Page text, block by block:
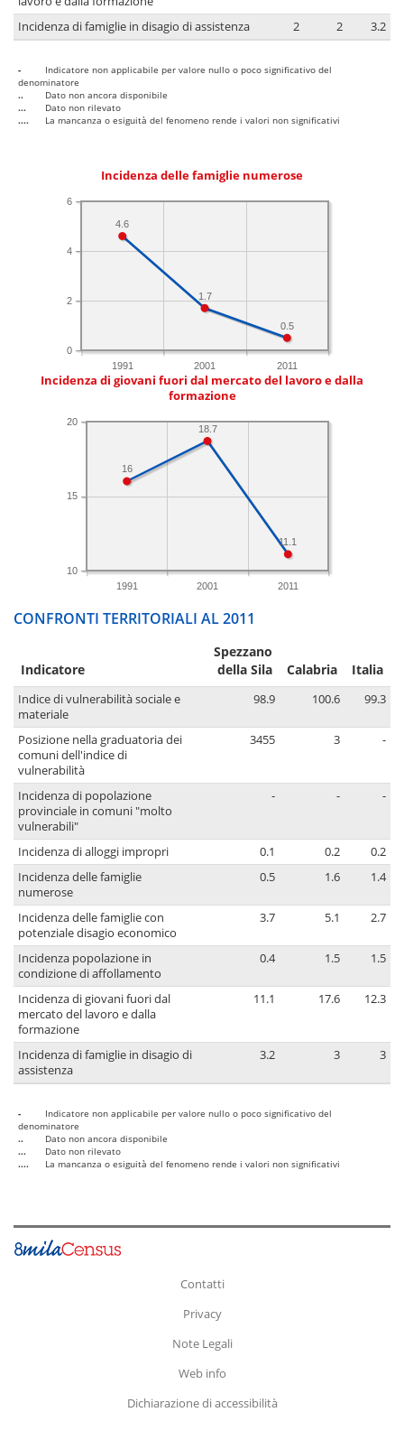
Incidenza di famiglie in disagio di assistenza 2 2 3.2
-
Indicatore non applicabile per valore nullo o poco significativo del
denominatore
..
Dato non ancora disponibile
...
Dato non rilevato
....
La mancanza o esiguità del fenomeno rende i valori non significativi
Incidenza delle famiglie numerose
1991 2001 2011
0
2
4
6
0.5
1.7
4.6
Incidenza di giovani fuori dal mercato del lavoro e dalla
formazione
1991 2001 2011
10
15
20
11.1
18.7
16
CONFRONTI TERRITORIALI AL 2011
Indicatore
Spezzano
della Sila
Calabria Italia
Indice di vulnerabilità sociale e
materiale
98.9 100.6 99.3
Posizione nella graduatoria dei
comuni dell'indice di
vulnerabilità
3455 3 -
Incidenza di popolazione
provinciale in comuni "molto
vulnerabili"
- - -
Incidenza di alloggi impropri 0.1 0.2
0.2
Incidenza delle famiglie
numerose
0.5 1.6 1.4
Incidenza delle famiglie con
potenziale disagio economico
3.7 5.1 2.7
Incidenza popolazione in
condizione di affollamento
0.4 1.5 1.5
Incidenza di giovani fuori dal
mercato del lavoro e dalla
formazione
11.1 17.6 12.3
Incidenza di famiglie in disagio di
assistenza
3.2 3 3
-
Indicatore non applicabile per valore nullo o poco significativo del
denominatore
..
Dato non ancora disponibile
...
Dato non rilevato
....
La mancanza o esiguità del fenomeno rende i valori non significativi
Contatti
Privacy
Note Legali
Web info
Dichiarazione di accessibilità